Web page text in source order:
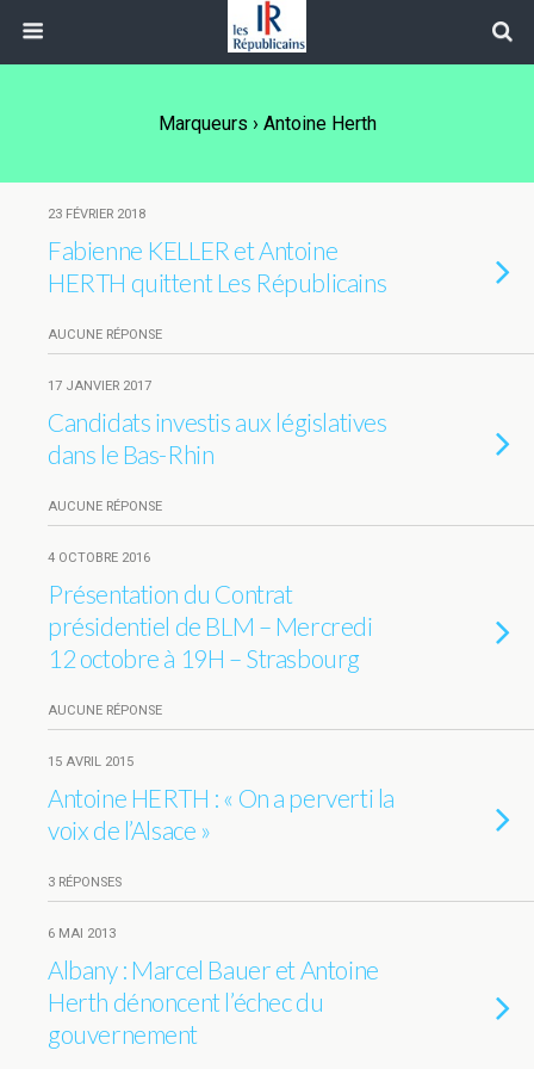
Marqueurs › Antoine Herth
23 FÉVRIER 2018
Fabienne KELLER et Antoine
HERTH quittent Les Républicains
AUCUNE RÉPONSE
17 JANVIER 2017
Candidats investis aux législatives
dans le Bas-Rhin
AUCUNE RÉPONSE
4 OCTOBRE 2016
Présentation du Contrat
présidentiel de BLM – Mercredi
12 octobre à 19H – Strasbourg
AUCUNE RÉPONSE
15 AVRIL 2015
Antoine HERTH : « On a perverti la
voix de l’Alsace »
3 RÉPONSES
6 MAI 2013
Albany : Marcel Bauer et Antoine
Herth dénoncent l’échec du
gouvernement